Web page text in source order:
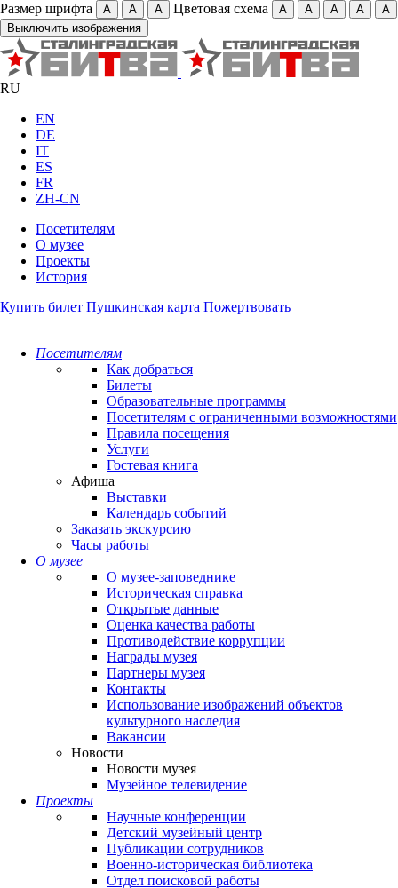
Размер шрифта А А А Цветовая схема А А А А
А
Выключить изображения
RU
EN
DE
IT
ES
FR
ZH-CN
Посетителям
О музее
Проекты
История
Купить билет Пушкинская карта Пожертвовать
Посетителям
Как добраться
Билеты
Образовательные программы
Посетителям с ограниченными возможностями
Правила посещения
Услуги
Гостевая книга
Афиша
Выставки
Календарь событий
Заказать экскурсию
Часы работы
О музее
О музее-заповеднике
Историческая справка
Открытые данные
Оценка качества работы
Противодействие коррупции
Награды музея
Партнеры музея
Контакты
Использование изображений объектов
культурного наследия
Вакансии
Новости
Новости музея
Музейное телевидение
Проекты
Научные конференции
Детский музейный центр
Публикации сотрудников
Военно-историческая библиотека
Отдел поисковой работы